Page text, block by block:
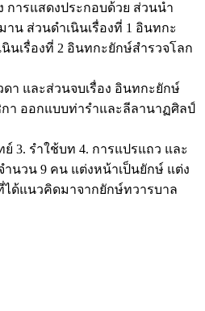
การแสดงประกอบด้วย ส่วนนำ
น ส่วนดำเนินเรื่องที่ 1 อินทกะ
นเรื่องที่ 2 อินทกะยักษ์สำรวจโลก
า และส่วนจบเรื่อง อินทกะยักษ์
า ออกแบบท่ารำและลีลานาฏศิลป์
3. รำใช้บท 4. การแปรแถว และ
ำนวน 9 คน แต่งหน้าเป็นยักษ์ แต่ง
ได้แนวคิดมาจากยักษ์ทวารบาล